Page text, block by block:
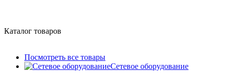
Каталог товаров
Посмотреть все товары
Сетевое оборудование